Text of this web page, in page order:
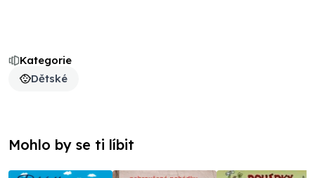
Kategorie
Dětské
Mohlo by se ti líbit